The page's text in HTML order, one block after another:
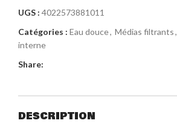
UGS : 4022573881011
Catégories : Eau douce, Médias filtrants,
interne
Share:
DESCRIPTION